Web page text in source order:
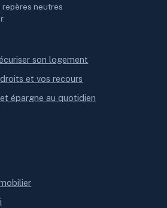
repères neutres
son logement
et vos recours
épargne au quotidien